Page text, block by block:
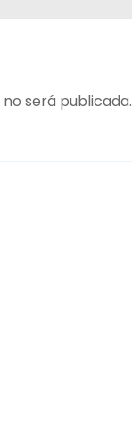
será publicada.